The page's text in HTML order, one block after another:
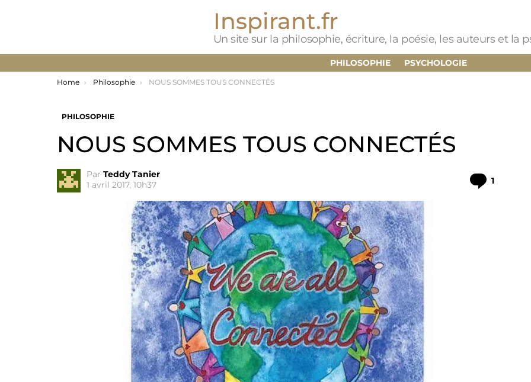
Inspirant.fr
Un site sur la philosophie, écriture, la poésie, les auteurs et la
PHILOSOPHIE PSYCHOLOGIE
You are here:
Home Philosophie NOUS SOMMES TOUS CONNECTÉS
PHILOSOPHIE
NOUS SOMMES TOUS CONNECTÉS
Par Teddy Tanier
1 avril 2017, 10h37
1